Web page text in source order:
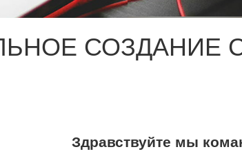
СОЗДАНИЕ
Здравствуйте мы